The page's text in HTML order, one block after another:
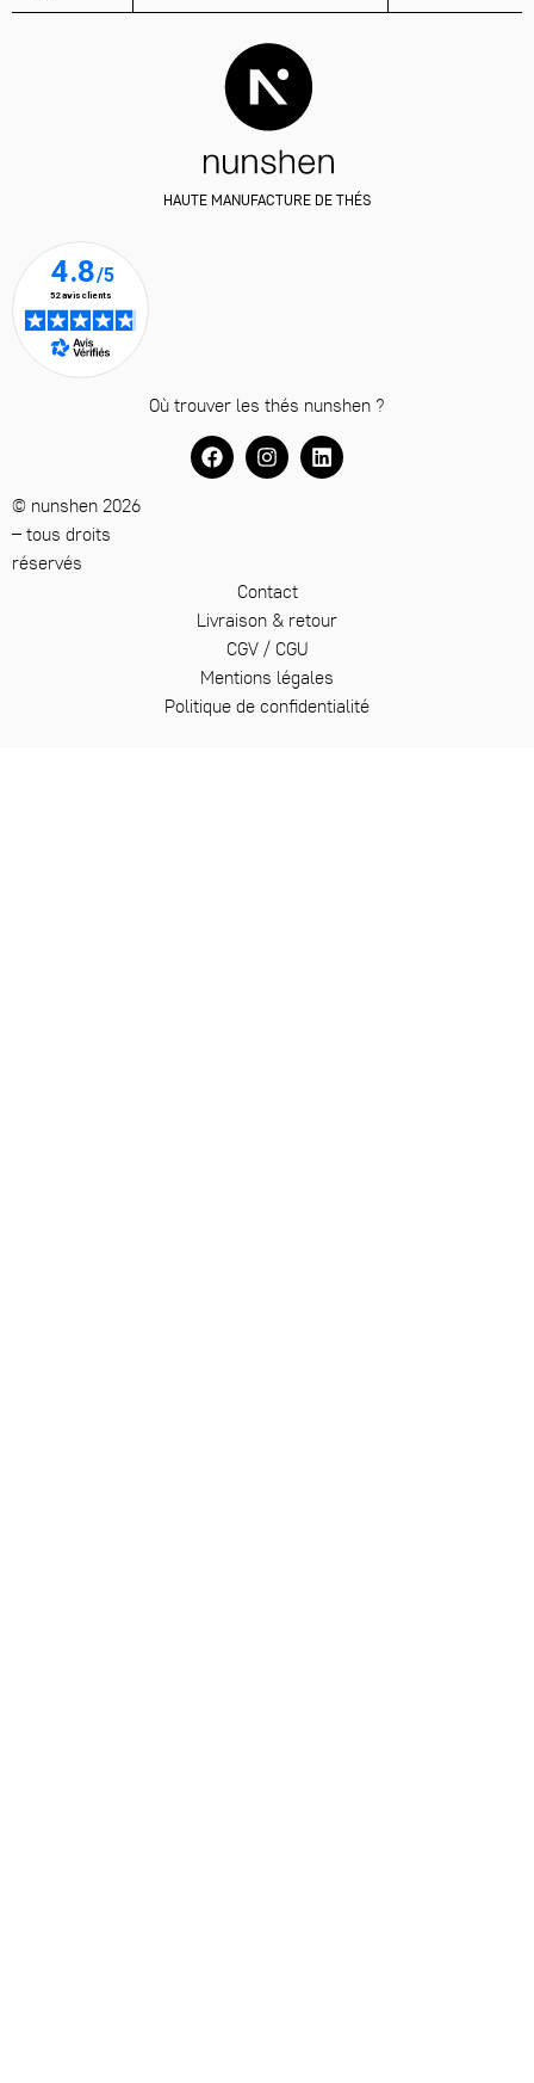
Contact
Livraison & retour
CGV / CGU
Mentions légales
Politique de confidentialité
HAUTE MANUFACTURE DE THÉS
Où trouver les thés nunshen ?
© nunshen 2026
– tous droits
réservés